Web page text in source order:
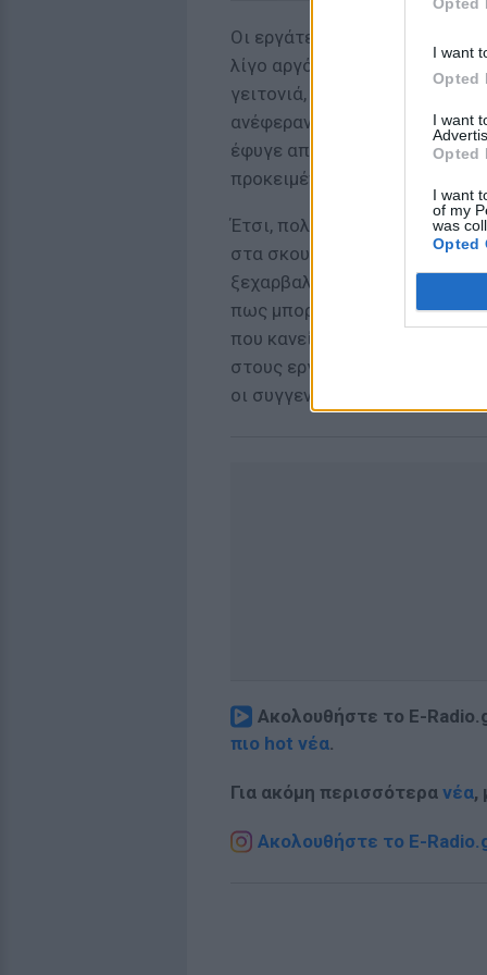
I want
Opted
I want
Opted
I want
of my
was
Opted
Οι εργάτες ειδοποίησαν
λίγο αργότερα άρχισε να
γειτονιά, που έγινε γνωστό
ανέφεραν πως πριν από
έφυγε από τη ζωή είχαν
προκειμένου να παραδοθεί
Έτσι, πολλά από τα
στα σκουπίδια, ενώ κάποια
ξεχαρβαλωμένη βαλίτσα,
πως μπορεί να κρύβει
που κανείς δεν ξέρει πλέον
στους εργάτες που τα
οι συγγενείς που τα πέταξαν;
Ακολουθήστε το E-
πιο hot νέα.
Για ακόμη περισσότερα νέα,
Ακολουθήστε το E-